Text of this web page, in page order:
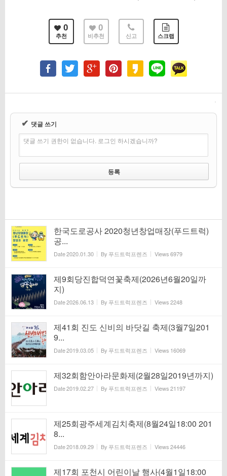
0
추천
0
비추천 신고 스크랩
✔ 댓글 쓰기
댓글 쓰기 권한이 없습니다. 로그인 하시겠습니까?
한국도로공사 2020청년창업매장(푸드트럭)
공...
Date2020.01.30 By 푸드트럭프렌즈 Views6979
제9회당진합덕연꽃축제(2026년6월20일까
지)
Date2026.06.13 By 푸드트럭프렌즈 Views2248
제41회 진도 신비의 바닷길 축제(3월7일201
9...
Date2019.03.05 By 푸드트럭프렌즈 Views 16069
제32회함안아라문화제(2월28일2019년까지)
Date2019.02.27 By 푸드트럭프렌즈 Views21197
제25회광주세계김치축제(8월24일18:00 201
8...
Date2018.09.29 By 푸드트럭프렌즈 Views24446
제17회 포천시 어린이날 행사(4월1일18:00